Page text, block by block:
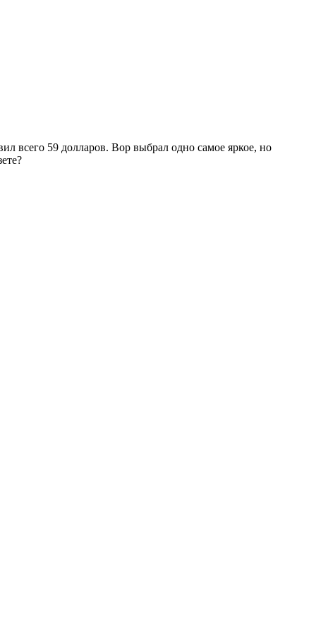
всего 59 долларов. Вор выбрал одно самое яркое, но